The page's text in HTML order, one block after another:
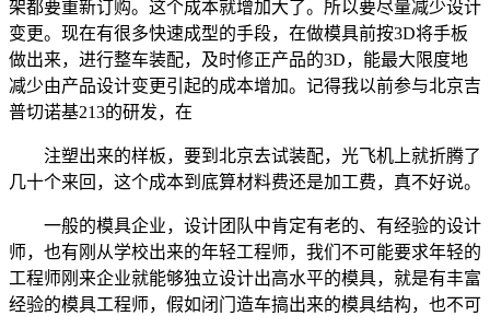
架都要重新订购。这个成本就增加大了。所以要尽量减少设计
变更。现在有很多快速成型的手段，在做模具前按3D将手板
做出来，进行整车装配，及时修正产品的3D，能最大限度地
减少由产品设计变更引起的成本增加。记得我以前参与北京吉
普切诺基213的研发，在
注塑出来的样板，要到北京去试装配，光飞机上就折腾了
几十个来回，这个成本到底算材料费还是加工费，真不好说。
一般的模具企业，设计团队中肯定有老的、有经验的设计
师，也有刚从学校出来的年轻工程师，我们不可能要求年轻的
工程师刚来企业就能够独立设计出高水平的模具，就是有丰富
经验的模具工程师，假如闭门造车搞出来的模具结构，也不可